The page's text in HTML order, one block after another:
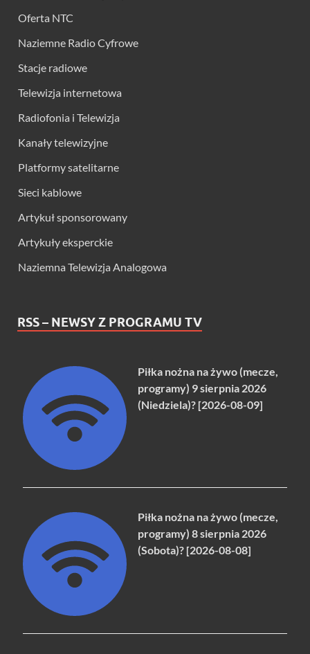
Oferta NTC
Naziemne Radio Cyfrowe
Stacje radiowe
Telewizja internetowa
Radiofonia i Telewizja
Kanały telewizyjne
Platformy satelitarne
Sieci kablowe
Artykuł sponsorowany
Artykuły eksperckie
Naziemna Telewizja Analogowa
RSS – NEWSY Z PROGRAMU TV
Piłka nożna na żywo (mecze,
programy) 9 sierpnia 2026
(Niedziela)? [2026-08-09]
Piłka nożna na żywo (mecze,
programy) 8 sierpnia 2026
(Sobota)? [2026-08-08]